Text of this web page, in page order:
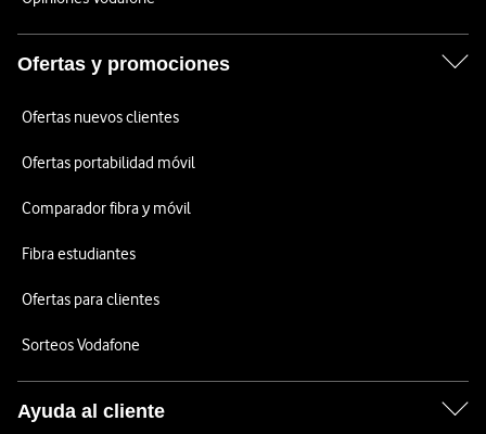
Ofertas y promociones
Ofertas nuevos clientes
Ofertas portabilidad móvil
Comparador fibra y móvil
Fibra estudiantes
Ofertas para clientes
Sorteos Vodafone
Ayuda al cliente